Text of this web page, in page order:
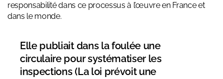
responsabilité dans ce processus à l’œuvre en France et
dans le monde.
Elle publiait dans la foulée une
circulaire pour systématiser les
inspections (La loi prévoit une